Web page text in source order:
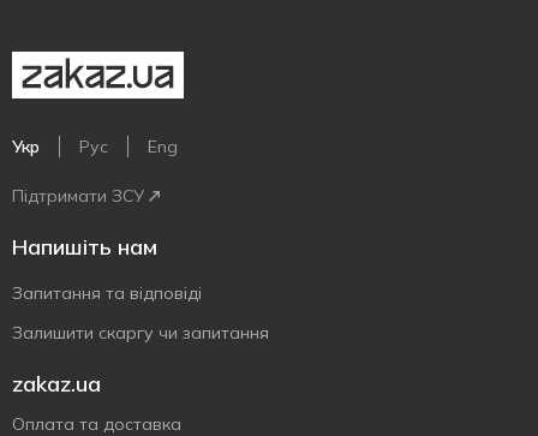
Укр Рус Eng
Підтримати ЗСУ
Напишіть нам
Запитання та відповіді
Залишити скаргу чи запитання
zakaz.ua
Оплата та доставка